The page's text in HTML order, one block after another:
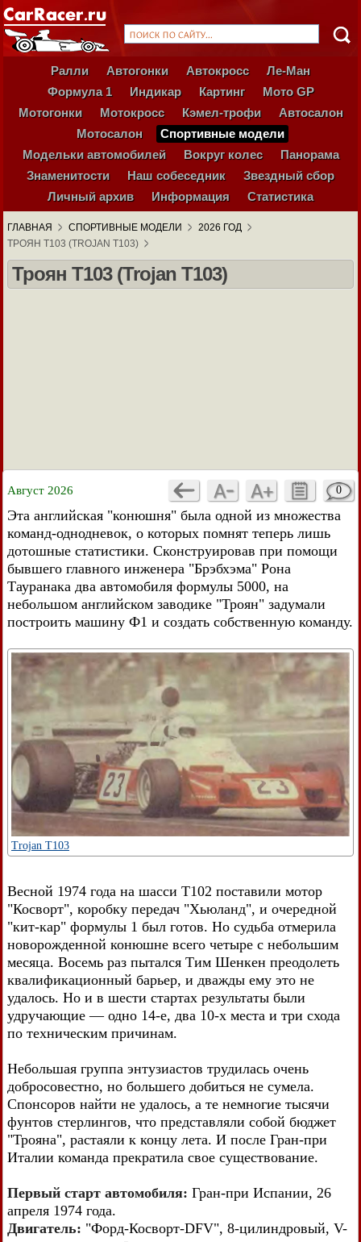
Ралли Автогонки Автокросс
Ле-Ман
Формула 1
Индикар Картинг
Мото GP
Мотогонки
Мотокросс Кэмел-трофи
Автосалон
Мотосалон
Спортивные модели
Модельки автомобилей
Вокруг колес
Панорама
Знаменитости
Наш собеседник
Звездный сбор
Личный архив
Информация Статистика
ГЛАВНАЯ СПОРТИВНЫЕ МОДЕЛИ
2026 ГОД
ТРОЯН T103 (TROJAN T103)
Троян T103 (Trojan T103)
Август 2026 0
Эта английская "конюшня" была одной из множества
команд-однодневок, о которых помнят теперь лишь
дотошные статистики. Сконструировав при помощи
бывшего главного инженера "Брэбхэма" Рона
Тауранака два автомобиля формулы 5000, на
небольшом английском заводике "Троян" задумали
построить машину Ф1 и создать собственную команду.
Trojan T103
Весной 1974 года на шасси Т102 поставили мотор
"Косворт", коробку передач "Хьюланд", и очередной
"кит-кар" формулы 1 был готов. Но судьба отмерила
новорожденной конюшне всего четыре с небольшим
месяца. Восемь раз пытался Тим Шенкен преодолеть
квалификационный барьер, и дважды ему это не
удалось. Но и в шести стартах результаты были
удручающие — одно 14-е, два 10-х места и три схода
по техническим причинам.
Небольшая группа энтузиастов трудилась очень
добросовестно, но большего добиться не сумела.
Спонсоров найти не удалось, а те немногие тысячи
фунтов стерлингов, что представляли собой бюджет
"Трояна", растаяли к концу лета. И после Гран-при
Италии команда прекратила свое существование.
Первый старт автомобиля: Гран-при Испании, 26
апреля 1974 года.
Двигатель: "Форд-Косворт-DFV", 8-цилиндровый, V-